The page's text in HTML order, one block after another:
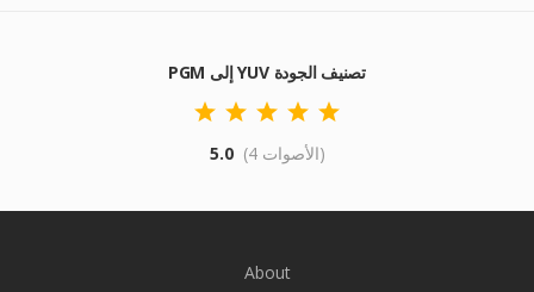
PGM إلى YUV تصنيف الجودة
5.0 (4 الأصوات)
About